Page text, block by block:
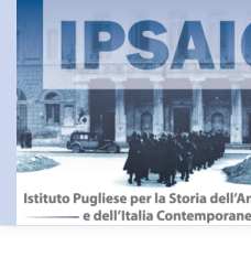
Passa